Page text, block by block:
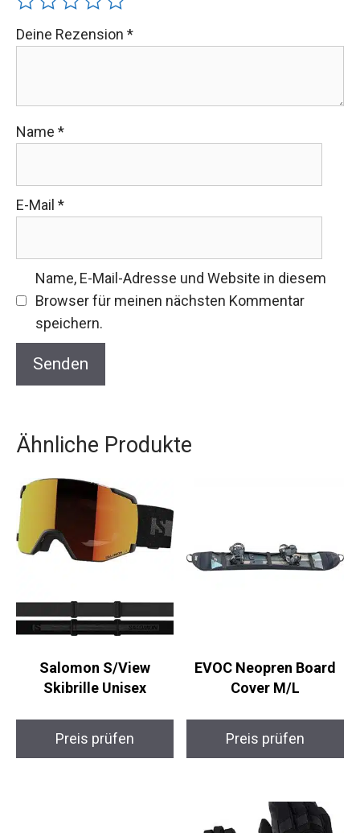
Deine Rezension *
Name *
E-Mail *
Name, E-Mail-Adresse und Website in diesem
Browser für meinen nächsten Kommentar
speichern.
Ähnliche Produkte
Salomon S/View
Skibrille Unisex
Preis prüfen
EVOC Neopren Board
Cover M/L
Preis prüfen